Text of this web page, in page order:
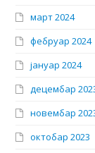
март 2024
фебруар 2024
јануар 2024
децембар
новембар
октобар 2023